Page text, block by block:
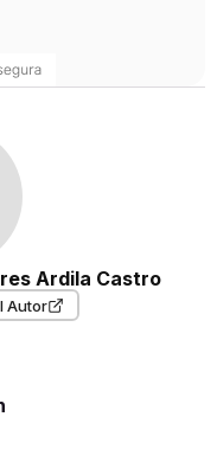
Ardila Castro
Autor